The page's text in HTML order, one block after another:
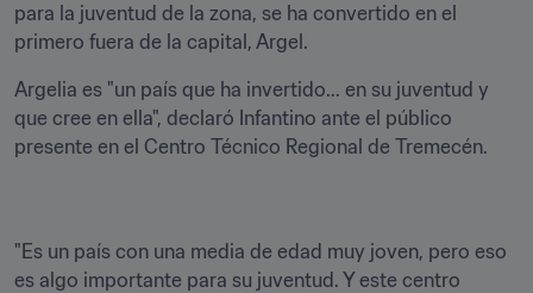
para la juventud de la zona, se ha convertido en el
primero fuera de la capital, Argel.
Argelia es "un país que ha invertido... en su juventud y
que cree en ella", declaró Infantino ante el público
presente en el Centro Técnico Regional de Tremecén.
"Es un país con una media de edad muy joven, pero eso
es algo importante para su juventud. Y este centro